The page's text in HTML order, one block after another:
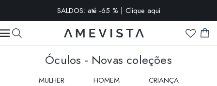
-10% extra em todos os óculos com lentes graduadas | Código:
VISION10
Óculos - Novas coleções
MULHER HOMEM CRIANÇA